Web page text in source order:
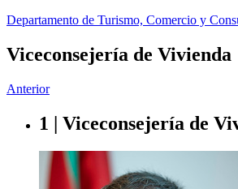
Departamento de Turismo, Comercio y
Viceconsejería de Vivienda
Anterior
1 | Viceconsejería de